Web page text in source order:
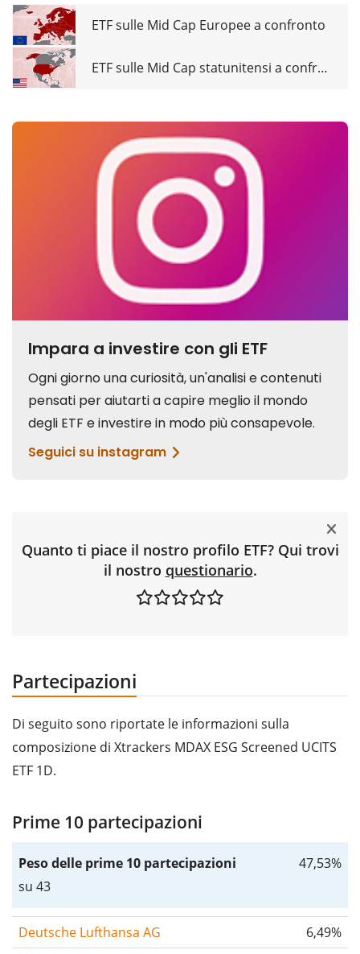
ETF sulle Mid Cap Europee a confronto
ETF sulle Mid Cap statunitensi a confronto
Quanto ti piace il nostro profilo ETF? Qui trovi
il nostro questionario.
Partecipazioni
Di seguito sono riportate le informazioni sulla
composizione di Xtrackers MDAX ESG Screened UCITS
ETF 1D.
Prime 10 partecipazioni
Peso delle prime 10 partecipazioni
su 43
47,53%
Deutsche Lufthansa AG
6,49%